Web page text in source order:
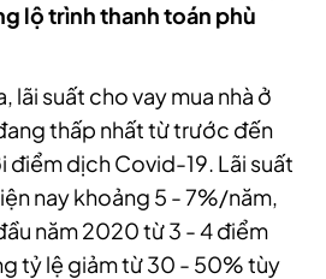
lộ trình thanh toán phù
lãi suất cho vay mua nhà ở
thấp nhất từ trước đến
điểm dịch Covid-19. Lãi suất
nay khoảng 5 - 7%/năm,
năm 2020 từ 3 - 4 điểm
tỷ lệ giảm từ 30 - 50% tùy